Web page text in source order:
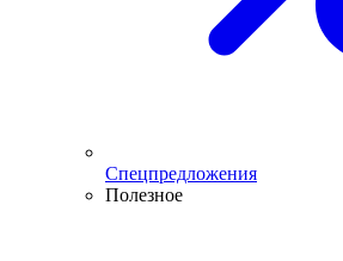
Спецпредложения
Полезное